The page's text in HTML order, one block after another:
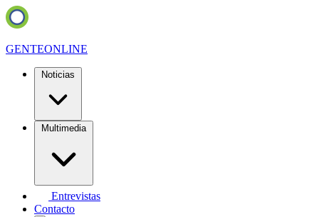
GENTEONLINE
Noticias
Multimedia
Entrevistas
Contacto